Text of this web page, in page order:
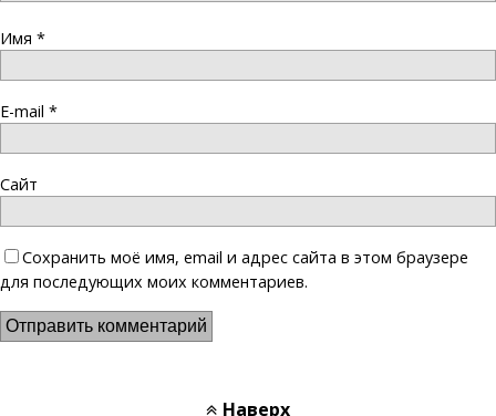
Имя *
E-mail *
Сайт
Сохранить моё имя, email и адрес сайта в этом браузере
для последующих моих комментариев.
Наверх